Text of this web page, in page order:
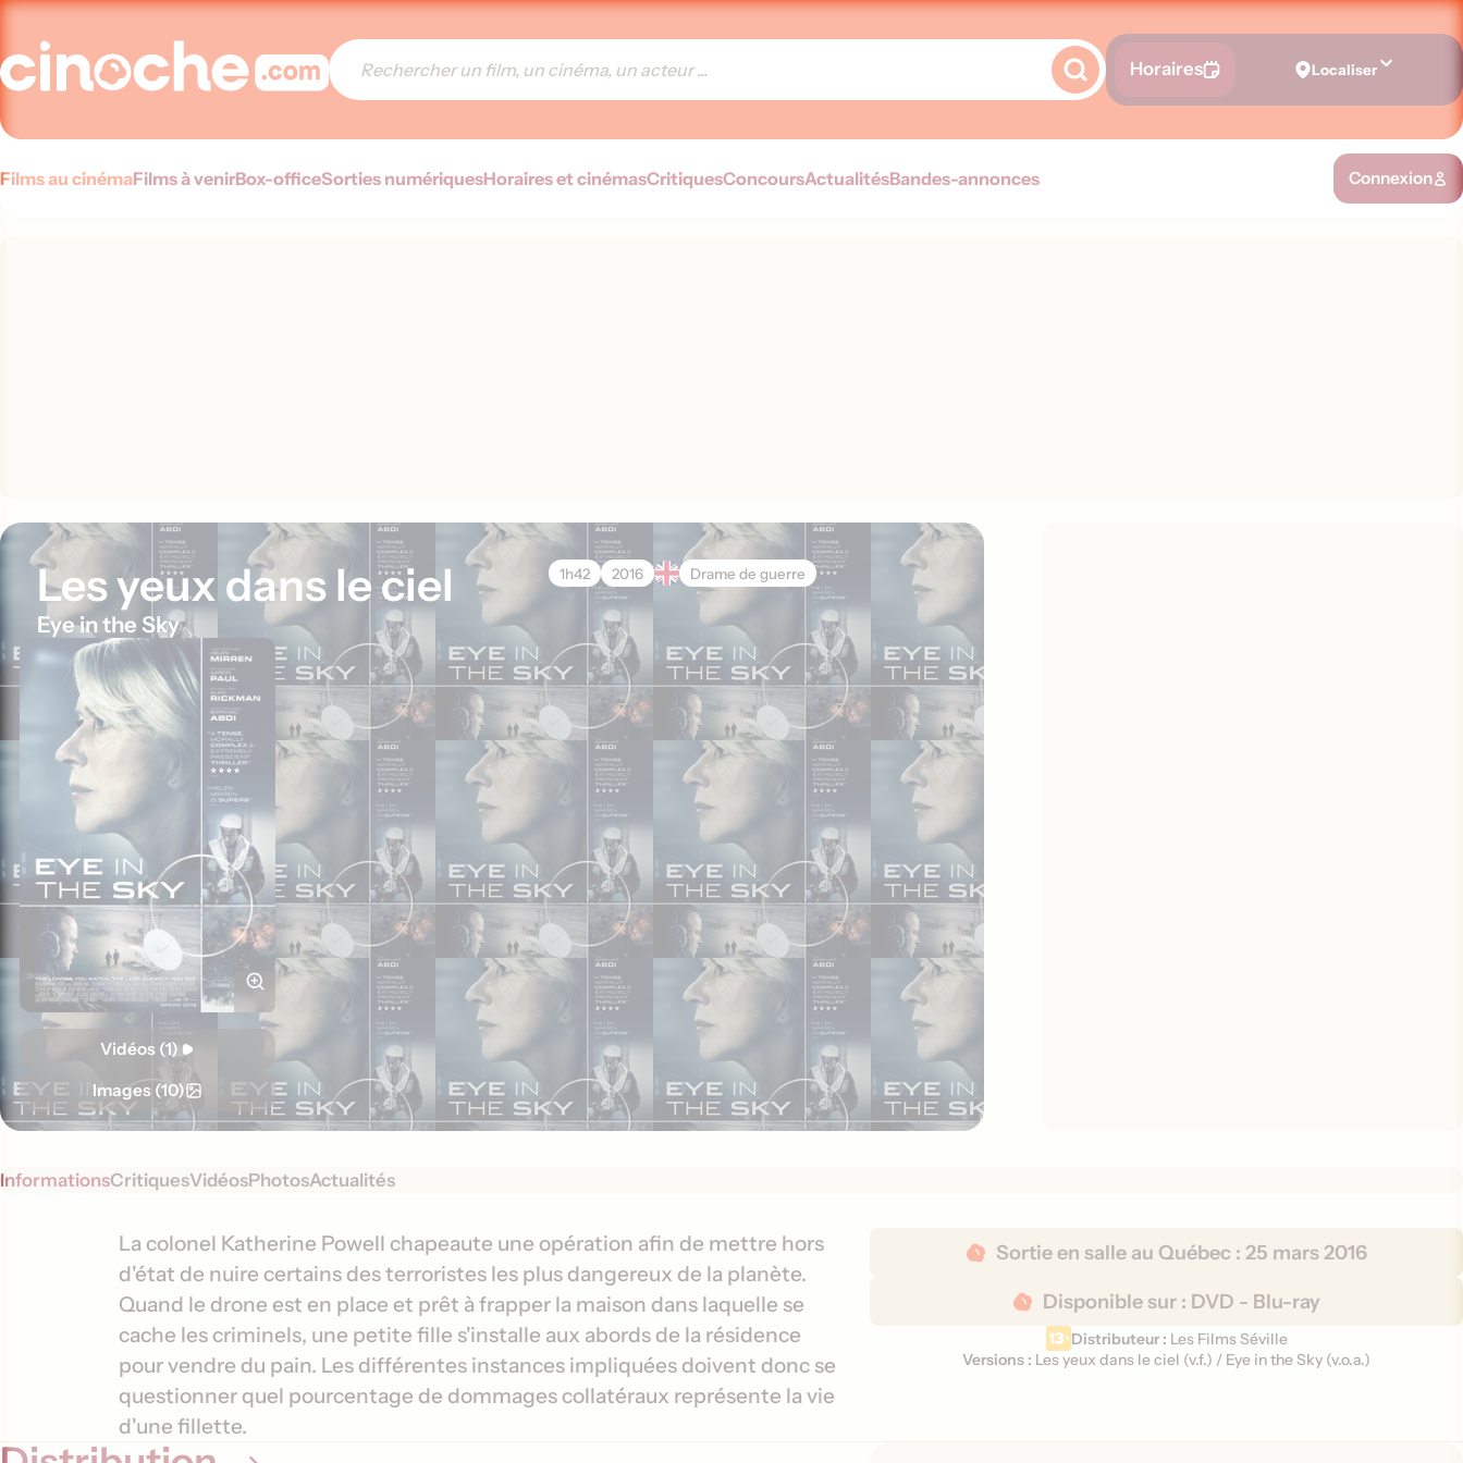
Horaires Localiser
Films au cinémaFilms à venirBox-officeSorties numériquesHoraires et cinémasCritiquesConcoursActualitésBandes-annonces Connexion
Les yeux dans le ciel
Eye in the Sky
1h42 2016 Drame de guerre
Vidéos (1)
Images (10)
InformationsCritiquesVidéosPhotosActualités
a
S
y
n
o
p
s
i
s
La colonel Katherine Powell chapeaute une opération afin de mettre hors
d'état de nuire certains des terroristes les plus dangereux de la planète.
Quand le drone est en place et prêt à frapper la maison dans laquelle se
cache les criminels, une petite fille s'installe aux abords de la résidence
pour vendre du pain. Les différentes instances impliquées doivent donc se
questionner quel pourcentage de dommages collatéraux représente la vie
d'une fillette.
Sortie en salle au Québec : 25 mars 2016
Disponible sur : DVD - Blu-ray
Distributeur : Les Films Séville
V
Versions : Les yeux dans le ciel (v.f.) / Eye in the Sky (v.o.a.)